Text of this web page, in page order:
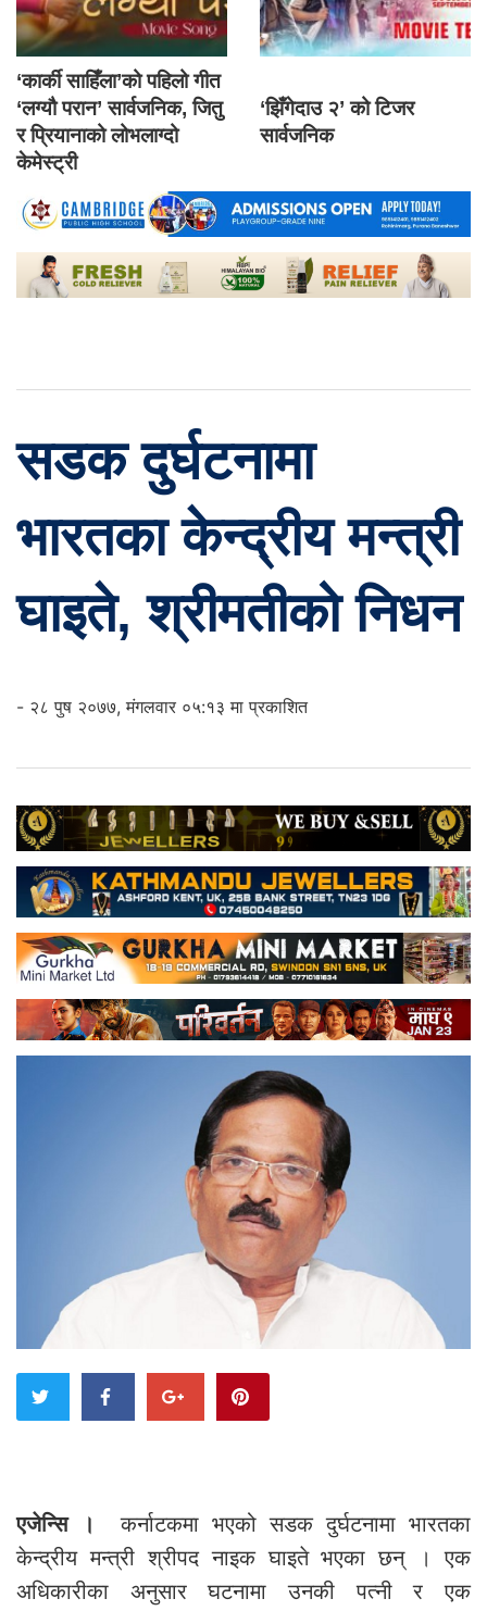
‘कार्की साहिँला’को पहिलो गीत
‘लग्यौ परान’ सार्वजनिक, जितु
र प्रियानाको लोभलाग्दो
केमेस्ट्री
‘झिँगेदाउ २’ को टिजर
सार्वजनिक
सडक दुर्घटनामा
भारतका केन्द्रीय मन्त्री
घाइते, श्रीमतीको निधन
- २८ पुष २०७७, मंगलवार ०५:१३ मा प्रकाशित
एजेन्सि ।
कर्नाटकमा भएको सडक दुर्घटनामा भारतका
केन्द्रीय मन्त्री श्रीपद नाइक घाइते भएका छन् । एक
अधिकारीका अनुसार घटनामा उनकी पत्नी र एक